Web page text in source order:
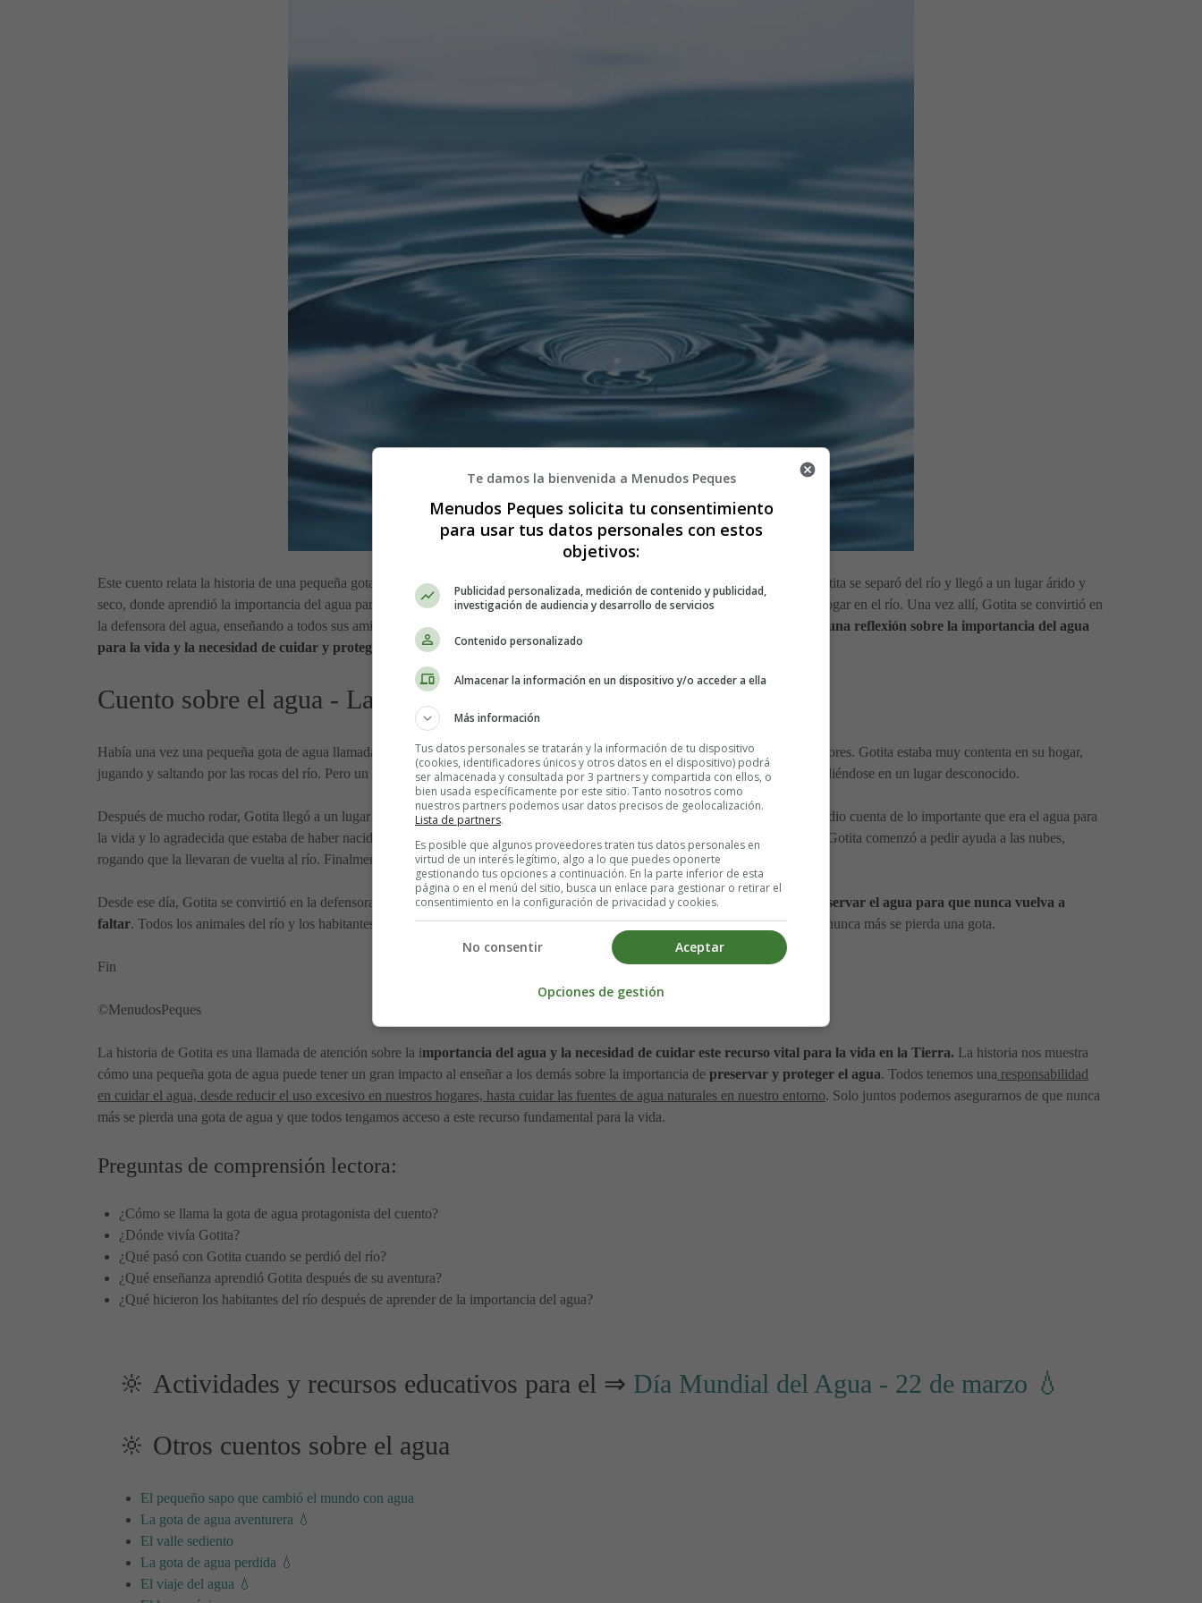
Este cuento relata la historia de una pequeña gota de agua llamada Gotita, quien vivía en un río rodeado de naturaleza. Un día, Gotita se separó del río y llegó a un lugar árido y
seco, donde aprendió la importancia del agua para la vida. Con mucha tristeza, Gotita pidió ayuda a las nubes para regresar a su hogar en el río. Una vez allí, Gotita se convirtió en
la defensora del agua, enseñando a todos sus amigos la importancia de cuidar y preservar este recurso tan valioso.
Este cuento es una reflexión sobre la importancia del agua
para la vida y la necesidad de cuidar y proteger este recurso vital.
Cuento sobre el agua - La gota de agua perdida
Había una vez una pequeña gota de agua llamada Gotita, que vivía en un río cristalino rodeado de árboles frondosos y coloridas flores. Gotita estaba muy contenta en su hogar,
jugando y saltando por las rocas del río. Pero un día, sin darse cuenta, Gotita se separó del río y comenzó a rodar por el suelo, perdiéndose en un lugar desconocido.
Después de mucho rodar, Gotita llegó a un lugar árido y seco, donde no había río ni árboles, solo había polvo y piedras. Gotita se dio cuenta de lo importante que era el agua para
la vida y lo agradecida que estaba de haber nacido en un lugar donde había agua abundante. Con mucha tristeza y desesperación, Gotita comenzó a pedir ayuda a las nubes,
rogando que la llevaran de vuelta al río. Finalmente, una nube la escuchó y la llevó de vuelta a su hogar en el río.
Desde ese día, Gotita se convirtió en la defensora del agua, enseñando a todos sus amigos del río laimportancia de cuidar y preservar el agua para que nunca vuelva a
faltar. Todos los animales del río y los habitantes cercanos aprendieron de Gotita y se comprometieron a cuidar el agua, para que nunca más se pierda una gota.
Fin
©MenudosPeques
La historia de Gotita es una llamada de atención sobre la importancia del agua y la necesidad de cuidar este recurso vital para la vida en la Tierra. La historia nos muestra
cómo una pequeña gota de agua puede tener un gran impacto al enseñar a los demás sobre la importancia de preservar y proteger el agua. Todos tenemos una responsabilidad
en cuidar el agua, desde reducir el uso excesivo en nuestros hogares, hasta cuidar las fuentes de agua naturales en nuestro entorno. Solo juntos podemos asegurarnos de que nunca
más se pierda una gota de agua y que todos tengamos acceso a este recurso fundamental para la vida.
Preguntas de comprensión lectora:
¿Cómo se llama la gota de agua protagonista del cuento?
¿Dónde vivía Gotita?
¿Qué pasó con Gotita cuando se perdió del río?
¿Qué enseñanza aprendió Gotita después de su aventura?
¿Qué hicieron los habitantes del río después de aprender de la importancia del agua?
🔆 Actividades y recursos educativos para el ⇒ Día Mundial del Agua - 22 de marzo 💧
🔆 Otros cuentos sobre el agua
El pequeño sapo que cambió el mundo con agua
La gota de agua aventurera 💧
El valle sediento
La gota de agua perdida 💧
El viaje del agua 💧
Te damos la bienvenida a Menudos Peques
Menudos Peques solicita tu consentimiento
para usar tus datos personales con estos
objetivos:
Publicidad personalizada, medición de contenido y publicidad,
investigación de audiencia y desarrollo de servicios
Contenido personalizado
Almacenar la información en un dispositivo y/o acceder a ella
Más información
Tus datos personales se tratarán y la información de tu dispositivo
(cookies, identificadores únicos y otros datos en el dispositivo) podrá
ser almacenada y consultada por 3 partners y compartida con ellos, o
bien usada específicamente por este sitio. Tanto nosotros como
nuestros partners podemos usar datos precisos de geolocalización.
Lista de partners.
Es posible que algunos proveedores traten tus datos personales en
virtud de un interés legítimo, algo a lo que puedes oponerte
gestionando tus opciones a continuación. En la parte inferior de esta
página o en el menú del sitio, busca un enlace para gestionar o retirar el
consentimiento en la configuración de privacidad y cookies.
Aceptar
No consentir
Opciones de gestión